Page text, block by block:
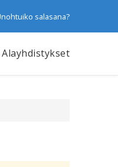
salasana?
Alayhdistykset